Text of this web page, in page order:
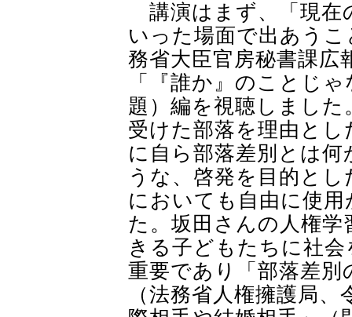
講演はまず、「現在
いった場面で出あう
務省大臣官房秘書課広
「『誰か』のことじ
題）編を視聴しまし
受けた部落を理由と
に自ら部落差別とは
うな、啓発を目的と
においても自由に使
た。坂田さんの人権
きる子どもたちに社
重要であり「部落差別
（法務省人権擁護局、